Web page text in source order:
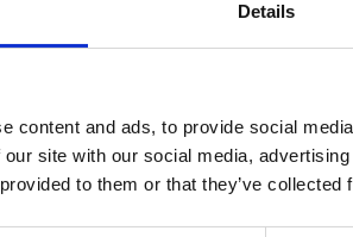
Details
content and ads, to provide social
site with our social media,
to them or that they’ve
Navn
Navn